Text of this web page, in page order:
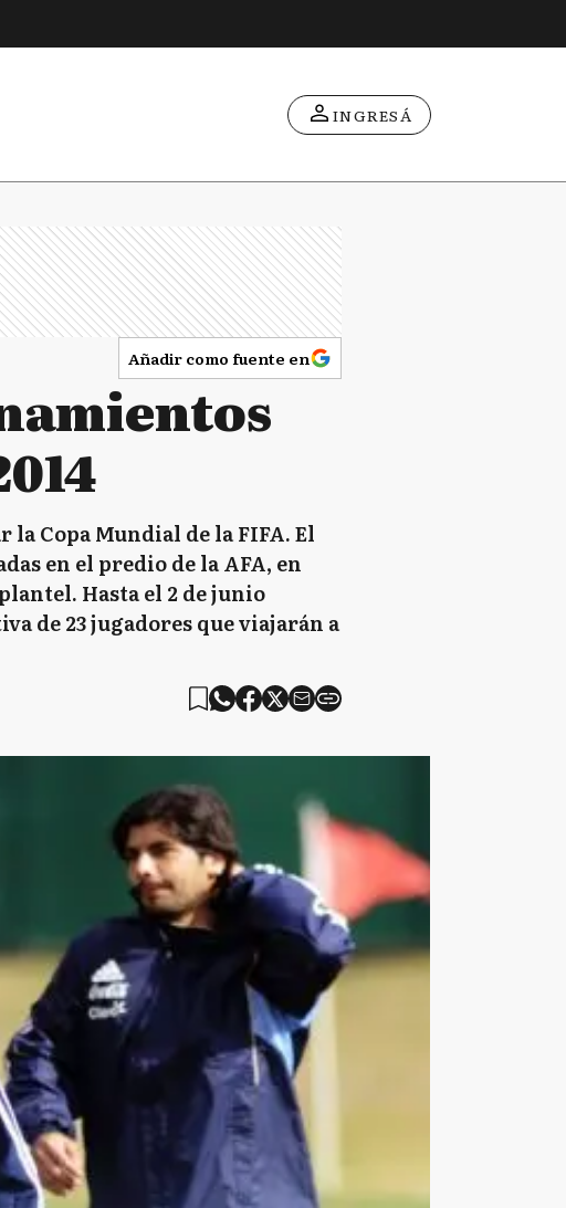
INGRESÁ
Añadir como fuente en
Copa Mundial de la FIFA. El
en el predio de la AFA, en
Hasta el 2 de junio
de 23 jugadores que viajarán a